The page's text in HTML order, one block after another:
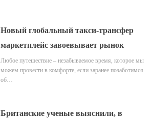
Новый глобальный такси-трансфер
маркетплейс завоевывает рынок
Любое путешествие – незабываемое время, которое мы
можем провести в комфорте, если заранее позаботимся
об…
Британские ученые выяснили, в